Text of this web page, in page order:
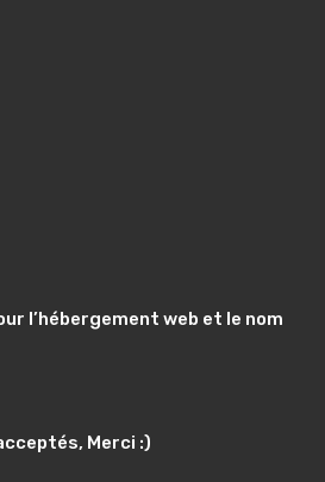
l’hébergement web et le nom
Merci :)